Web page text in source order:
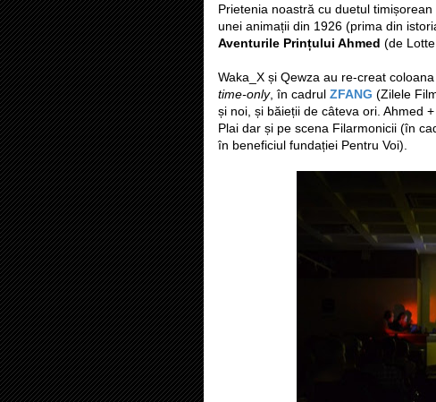
Prietenia noastră cu duetul timișorean
unei animații din 1926 (prima din
Aventurile Prințului Ahmed (de Lotte
Waka_X și Qewza au re-creat
time-only, în cadrul ZFANG (Zilele
și noi, și băieții de câteva ori. Ahmed
Plai dar și pe scena Filarmonicii (în
în beneficiul fundației Pentru Voi).